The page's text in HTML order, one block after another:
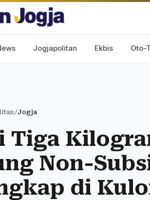
Jogjapolitan Ekbis Oto-
/Jogja
Tiga
Non-
di